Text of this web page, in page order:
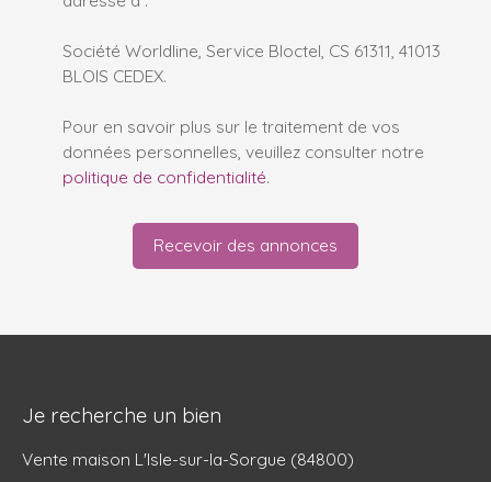
Société Worldline, Service Bloctel, CS 61311, 41013
BLOIS CEDEX.
Pour en savoir plus sur le traitement de vos
données personnelles, veuillez consulter notre
politique de confidentialité.
Recevoir des annonces
Je recherche un bien
Vente maison L'Isle-sur-la-Sorgue (84800)